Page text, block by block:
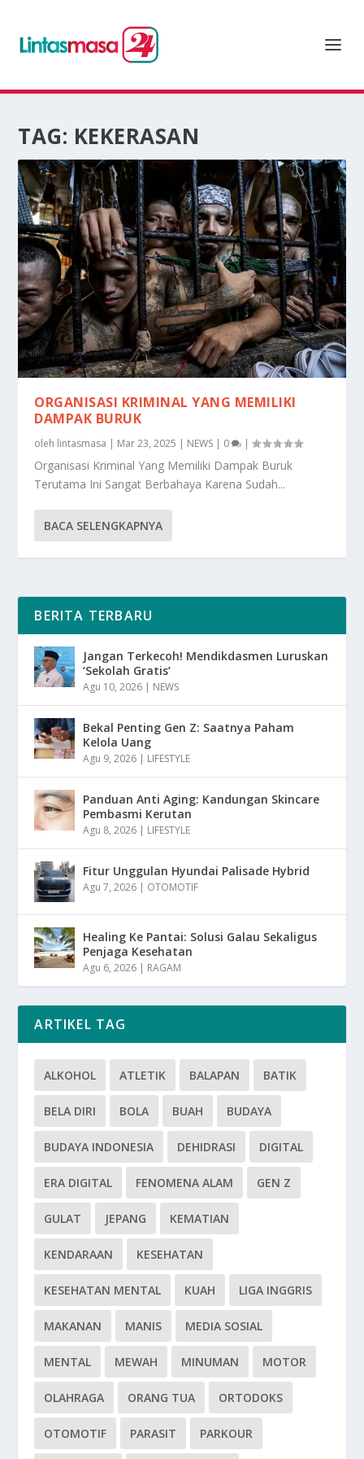
TAG: KEKERASAN
ORGANISASI KRIMINAL YANG MEMILIKI
DAMPAK BURUK
oleh lintasmasa | Mar 23, 2025 | NEWS | 0 |
Organisasi Kriminal Yang Memiliki Dampak Buruk
Terutama Ini Sangat Berbahaya Karena Sudah...
BACA SELENGKAPNYA
BERITA TERBARU
Jangan Terkecoh! Mendikdasmen Luruskan
‘Sekolah Gratis’
Agu 10, 2026 | NEWS
Bekal Penting Gen Z: Saatnya Paham
Kelola Uang
Agu 9, 2026 | LIFESTYLE
Panduan Anti Aging: Kandungan Skincare
Pembasmi Kerutan
Agu 8, 2026 | LIFESTYLE
Fitur Unggulan Hyundai Palisade Hybrid
Agu 7, 2026 | OTOMOTIF
Healing Ke Pantai: Solusi Galau Sekaligus
Penjaga Kesehatan
Agu 6, 2026 | RAGAM
ARTIKEL TAG
ALKOHOL ATLETIK BALAPAN BATIK
BELA DIRI BOLA BUAH BUDAYA
BUDAYA INDONESIA DEHIDRASI DIGITAL
ERA DIGITAL FENOMENA ALAM GEN Z
GULAT JEPANG KEMATIAN
KENDARAAN KESEHATAN
KESEHATAN MENTAL KUAH LIGA INGGRIS
MAKANAN MANIS MEDIA SOSIAL
MENTAL MEWAH MINUMAN MOTOR
OLAHRAGA ORANG TUA ORTODOKS
OTOMOTIF PARASIT PARKOUR